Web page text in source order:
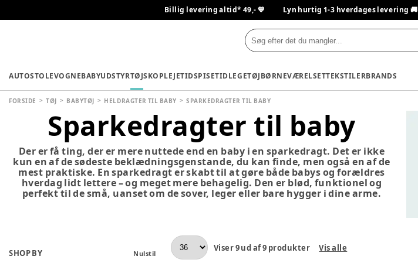
Billig levering altid* 49,- 💙 Lyn hurtig 1-3 hverdages levering 🚚
AUTOSTOLEVOGNEBABYUDSTYRTØJSKOPLEJETIDSPISETIDLEGETØJBØRNEVÆRELSETTEKSTILERBRANDS
FORSIDE TØJ BABYTØJ HELDRAGTER TIL BABY SPARKEDRAGTER TIL BABY
Sparkedragter til baby
Der er få ting, der er mere nuttede end en baby i en sparkedragt. Det er ikke
kun en af de sødeste beklædningsgenstande, du kan finde, men også en af de
mest praktiske. En sparkedragt er skabt til at gøre både babys og forældres
hverdag lidt lettere – og meget mere behagelig. Den er blød, funktionel og
perfekt til de små, uanset om de sover, leger eller bare hygger i dine arme.
SHOP BY Nulstil
Viser9ud af9 produkter Vis alle